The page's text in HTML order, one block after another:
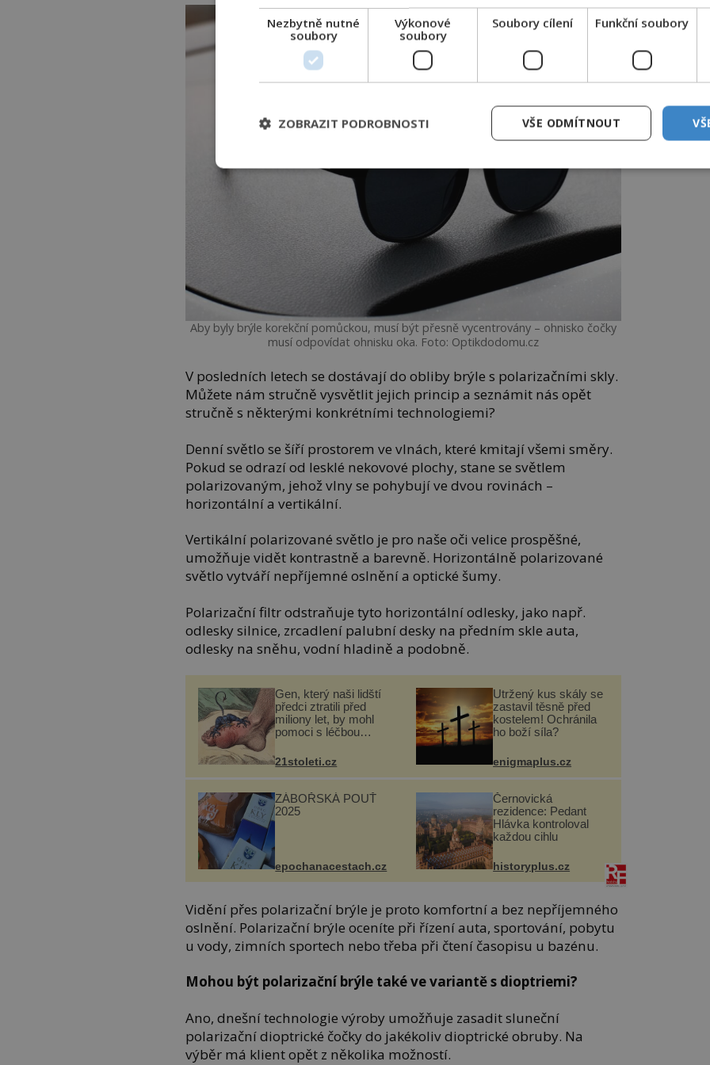
Aby byly brýle korekční pomůckou, musí být přesně vycentrovány – ohnisko čočky
musí odpovídat ohnisku oka. Foto: Optikdodomu.cz
V posledních letech se dostávají do obliby brýle s polarizačními skly.
Můžete nám stručně vysvětlit jejich princip a seznámit nás opět
stručně s některými konkrétními technologiemi?
Denní světlo se šíří prostorem ve vlnách, které kmitají všemi směry.
Pokud se odrazí od lesklé nekovové plochy, stane se světlem
polarizovaným, jehož vlny se pohybují ve dvou rovinách –
horizontální a vertikální.
Vertikální polarizované světlo je pro naše oči velice prospěšné,
umožňuje vidět kontrastně a barevně. Horizontálně polarizované
světlo vytváří nepříjemné oslnění a optické šumy.
Polarizační filtr odstraňuje tyto horizontální odlesky, jako např.
odlesky silnice, zrcadlení palubní desky na předním skle auta,
odlesky na sněhu, vodní hladině a podobně.
Gen, který naši lidští
předci ztratili před
miliony let, by mohl
pomoci s léčbou
21stoleti.cz
Utržený kus skály se
zastavil těsně před
kostelem! Ochránila
ho boží síla?
enigmaplus.cz
ZÁBOŘSKÁ POUŤ
2025
epochanacestach.cz
Černovická
rezidence: Pedant
Hlávka kontroloval
každou cihlu
historyplus.cz
Vidění přes polarizační brýle je proto komfortní a bez nepříjemného
oslnění. Polarizační brýle oceníte při řízení auta, sportování, pobytu
u vody, zimních sportech nebo třeba při čtení časopisu u bazénu.
Mohou být polarizační brýle také ve variantě s dioptriemi?
Ano, dnešní technologie výroby umožňuje zasadit sluneční
polarizační dioptrické čočky do jakékoliv dioptrické obruby. Na
výběr má klient opět z několika možností.
Nezbytně nutné
soubory
Výkonové
soubory
Soubory cílení Funkční soubory
VŠE ODMÍTNOUT
ZOBRAZIT PODROBNOSTI